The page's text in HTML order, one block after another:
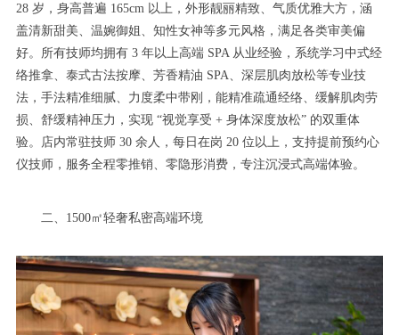
28 岁，身高普遍 165cm 以上，外形靓丽精致、气质优雅大方，涵
盖清新甜美、温婉御姐、知性女神等多元风格，满足各类审美偏
好。所有技师均拥有 3 年以上高端 SPA 从业经验，系统学习中式经
络推拿、泰式古法按摩、芳香精油 SPA、深层肌肉放松等专业技
法，手法精准细腻、力度柔中带刚，能精准疏通经络、缓解肌肉劳
损、舒缓精神压力，实现 “视觉享受 + 身体深度放松” 的双重体
验。店内常驻技师 30 余人，每日在岗 20 位以上，支持提前预约心
仪技师，服务全程零推销、零隐形消费，专注沉浸式高端体验。
二、1500㎡轻奢私密高端环境